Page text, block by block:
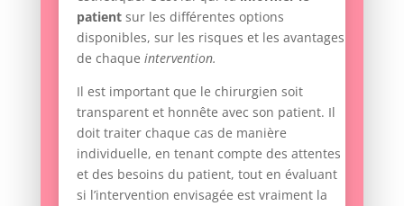
patientsur les différentes options
disponibles, sur les risques et les avantages
de chaque intervention.
Il est important que le chirurgien soit
transparent et honnête avec son patient. Il
doit traiter chaque cas de manière
individuelle, en tenant compte des attentes
et des besoins du patient, tout en évaluant
si l’intervention envisagée est vraiment la